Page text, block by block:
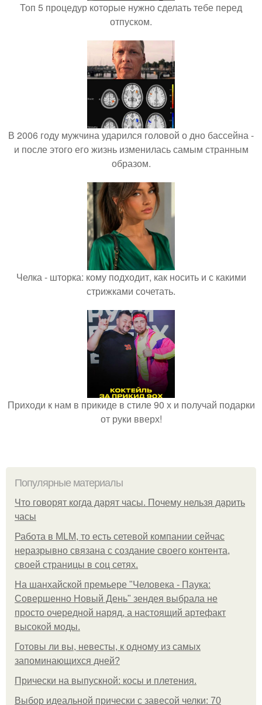
Топ 5 процедур которые нужно сделать тебе перед
отпуском.
В 2006 году мужчина ударился головой о дно бассейна -
и после этого его жизнь изменилась самым странным
образом.
Челка - шторка: кому подходит, как носить и с какими
стрижками сочетать.
Приходи к нам в прикиде в стиле 90 х и получай подарки
от руки вверх!
Популярные материалы
Что говорят когда дарят часы. Почему нельзя дарить
часы
Работа в MLM, то есть сетевой компании сейчас
неразрывно связана с создание своего контента,
своей страницы в соц сетях.
На шанхайской премьере "Человека - Паука:
Совершенно Новый День" зендея выбрала не
просто очередной наряд, а настоящий артефакт
высокой моды.
Готовы ли вы, невесты, к одному из самых
запоминающихся дней?
Прически на выпускной: косы и плетения.
Выбор идеальной прически с завесой челки: 70